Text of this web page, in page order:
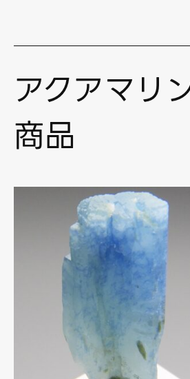
アクアマリ
商品